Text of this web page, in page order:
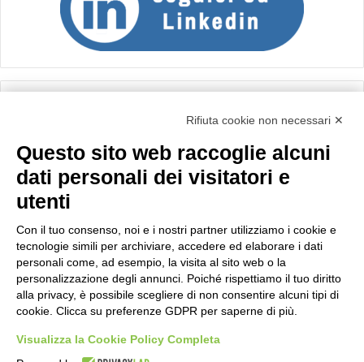
Importo netto (€):
Calcola
Scorporo IVA
Rifiuta cookie non necessari ✕
Questo sito web raccoglie alcuni
dati personali dei visitatori e
utenti
Con il tuo consenso, noi e i nostri partner utilizziamo i cookie e
tecnologie simili per archiviare, accedere ed elaborare i dati
personali come, ad esempio, la visita al sito web o la
personalizzazione degli annunci. Poiché rispettiamo il tuo diritto
alla privacy, è possibile scegliere di non consentire alcuni tipi di
cookie. Clicca su preferenze GDPR per saperne di più.
Visualizza la Cookie Policy Completa